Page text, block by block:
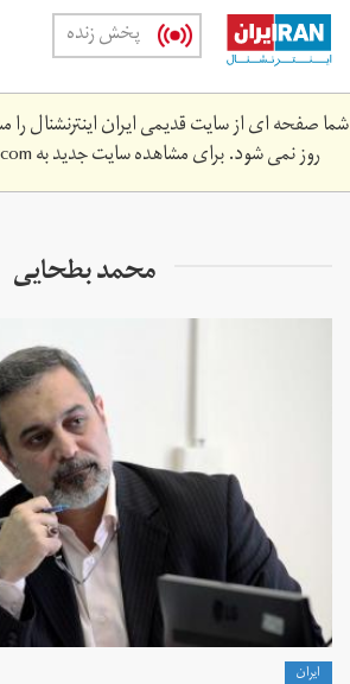
Skip
main
content
پخش زنده
شما صفحه ای از سایت قدیمی ایران اینترنشنال
روز نمی شود. برای مشاهده سایت جدید به
محمد بطحایی
ايران